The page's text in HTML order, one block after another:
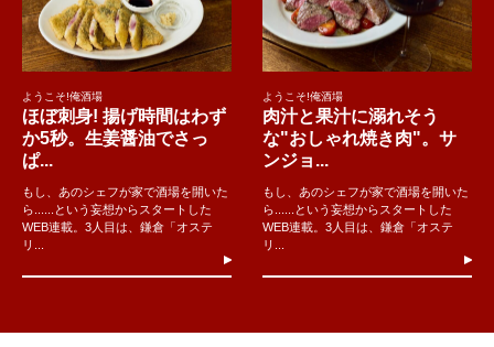
ようこそ!俺酒場
ほぼ刺身! 揚げ時間はわず
か5秒。生姜醤油でさっ
ぱ...
もし、あのシェフが家で酒場を開いた
ら......という妄想からスタートした
WEB連載。3人目は、鎌倉「オステ
リ...
ようこそ!俺酒場
肉汁と果汁に溺れそう
な"おしゃれ焼き肉"。サ
ンジョ...
もし、あのシェフが家で酒場を開いた
ら......という妄想からスタートした
WEB連載。3人目は、鎌倉「オステ
リ...